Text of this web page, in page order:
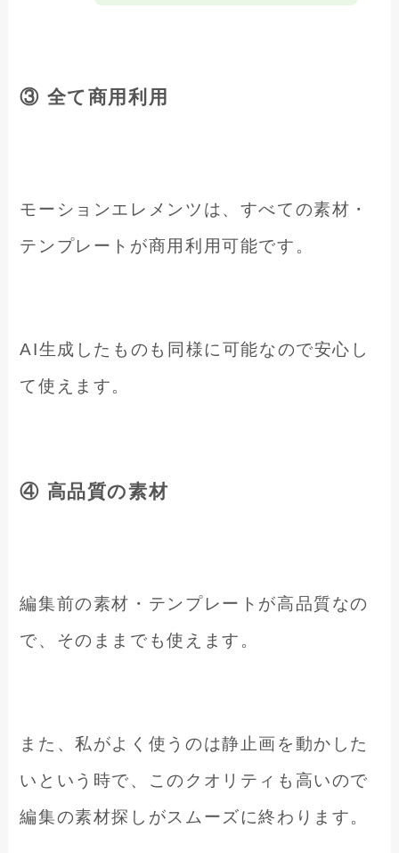
③ 全て商用利用
モーションエレメンツは、すべての素材・
テンプレートが商用利用可能です。
AI生成したものも同様に可能なので安心し
て使えます。
④ 高品質の素材
編集前の素材・テンプレートが高品質なの
で、そのままでも使えます。
また、私がよく使うのは静止画を動かした
いという時で、このクオリティも高いので
編集の素材探しがスムーズに終わります。